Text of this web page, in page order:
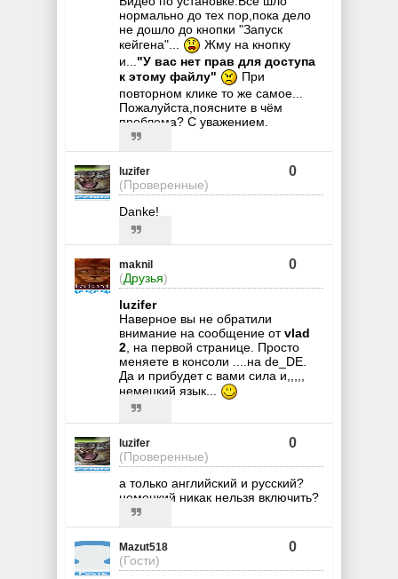
нормально до тех пор,пока дело
не дошло до кнопки "Запуск
кейгена"...
Жму на кнопку
и..."У вас нет прав для доступа
к этому файлу"
При
повторном клике то же самое...
Пожалуйста,поясните в чём
проблема? С уважением.
luzifer
(Проверенные)
0
Danke!
maknil
(Друзья)
0
luzifer
Наверное вы не обратили
внимание на сообщение отvlad
2, на первой странице. Просто
меняете в консоли ....на de_DE.
Да и прибудет с вами сила и,,,,,
немецкий язык...
luzifer
(Проверенные)
0
а только английский и русский?
немецкий никак нельзя включить?
Mazut518
(Гости)
0